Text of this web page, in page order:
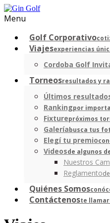
Menu
Golf Corporativo
Viajesexperiencias
Cordoba Golf
Torneosresultados y
Últimos
Rankingpor
Fixturepróximos
Galeríabusca tus
Elegí tu premio
Videosde algunos
Nuestros
Reglamento
Quiénes Somos
Contáctenoste